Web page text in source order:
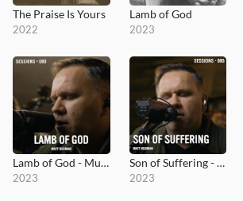
The Praise Is Yours
2022
Lamb of God
2023
Lamb of God - MultiTracks.com Session
2023
Son of Suffering - MultiTracks.com Session
2023